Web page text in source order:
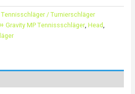
Tennisschläger / Turnierschläger
Gravity MP Tennissschläger, Head,